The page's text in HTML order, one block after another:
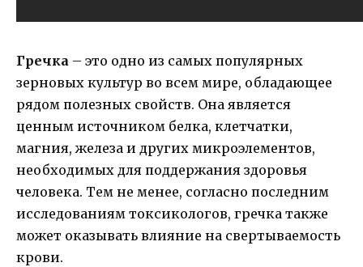
Гречка – это одно из самых популярных
зерновых культур во всем мире, обладающее
рядом полезных свойств. Она является
ценным источником белка, клетчатки,
магния, железа и других микроэлементов,
необходимых для поддержания здоровья
человека. Тем не менее, согласно последним
исследованиям токсикологов, гречка также
может оказывать влияние на свертываемость
крови.